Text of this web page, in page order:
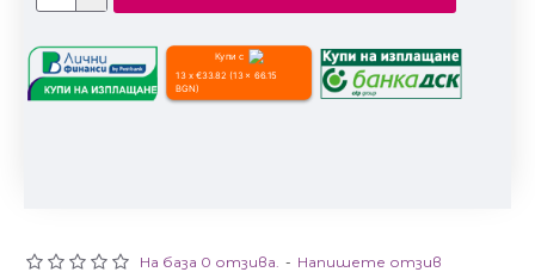
На база 0 отзива. - Напишете отзив
Купи с
13 x €33.82 (13 x 66.15
BGN)